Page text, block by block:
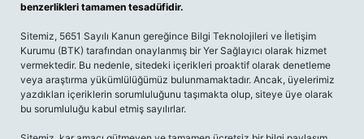
benzerlikleri tamamen tesadüfidir.
Sitemiz, 5651 Sayılı Kanun gereğince Bilgi Teknolojileri ve İletişim
Kurumu (BTK) tarafından onaylanmış bir Yer Sağlayıcı olarak hizmet
vermektedir. Bu nedenle, sitedeki içerikleri proaktif olarak denetleme
veya araştırma yükümlülüğümüz bulunmamaktadır. Ancak, üyelerimiz
yazdıkları içeriklerin sorumluluğunu taşımakta olup, siteye üye olarak
bu sorumluluğu kabul etmiş sayılırlar.